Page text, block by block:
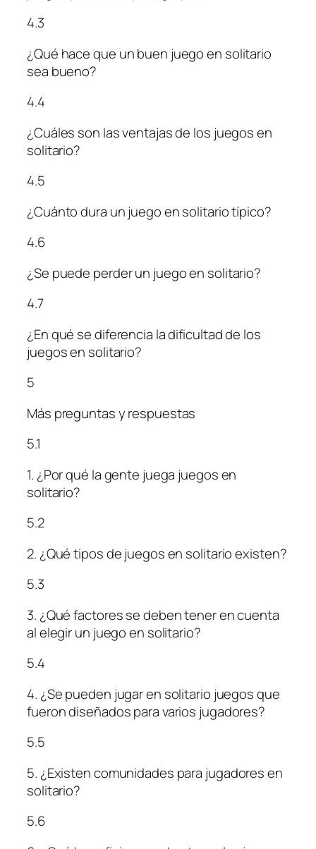
4.3
¿Qué hace que un buen juego en solitario
sea bueno?
4.4
¿Cuáles son las ventajas de los juegos en
solitario?
4.5
¿Cuánto dura un juego en solitario típico?
4.6
¿Se puede perder un juego en solitario?
4.7
¿En qué se diferencia la dificultad de los
juegos en solitario?
5
Más preguntas y respuestas
5.1
1. ¿Por qué la gente juega juegos en
solitario?
5.2
2. ¿Qué tipos de juegos en solitario existen?
5.3
3. ¿Qué factores se deben tener en cuenta
al elegir un juego en solitario?
5.4
4. ¿Se pueden jugar en solitario juegos que
fueron diseñados para varios jugadores?
5.5
5. ¿Existen comunidades para jugadores en
solitario?
5.6